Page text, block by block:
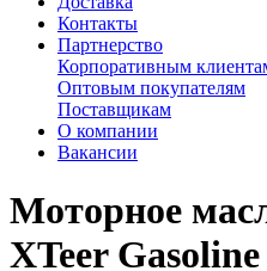
Контакты
Партнерство
Корпоративным
Оптовым покупателям
Поставщикам
О компании
Вакансии
Моторное
XTeer